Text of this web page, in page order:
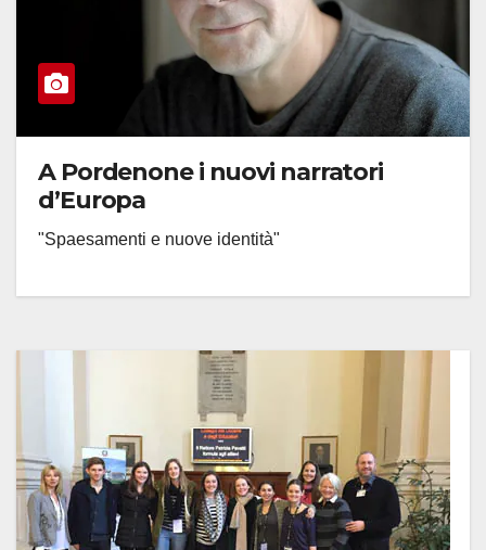
A Pordenone i nuovi narratori
d’Europa
"Spaesamenti e nuove identità"